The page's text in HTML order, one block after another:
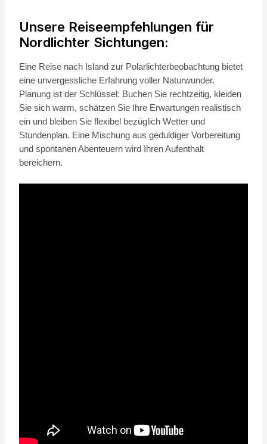
Unsere Reiseempfehlungen für
Nordlichter Sichtungen:
Eine Reise nach Island zur Polarlichterbeobachtung bietet
eine unvergessliche Erfahrung voller Naturwunder.
Planung ist der Schlüssel: Buchen Sie rechtzeitig, kleiden
Sie sich warm, schätzen Sie Ihre Erwartungen realistisch
ein und bleiben Sie flexibel bezüglich Wetter und
Stundenplan. Eine Mischung aus geduldiger Vorbereitung
und spontanen Abenteuern wird Ihren Aufenthalt
bereichern.